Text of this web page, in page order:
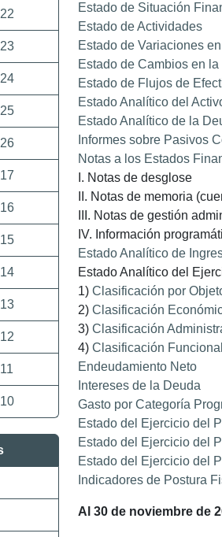
Estado de Situación
Estado de Actividades
Estado de Variaciones
Estado de Cambios en
Estado de Flujos de
Estado Analítico del
Estado Analítico de la
Informes sobre Pasivos
Notas a los Estados
I. Notas de desglose
II. Notas de memoria
III. Notas de gestión
IV. Información
Estado Analítico de
Estado Analítico del
1) Clasificación por
2) Clasificación
3) Clasificación
4) Clasificación Funcional
Endeudamiento Neto
Intereses de la Deuda
Gasto por Categoría
Estado del Ejercicio del
Estado del Ejercicio del
Estado del Ejercicio del
Indicadores de Postura
Al 30 de noviembre de